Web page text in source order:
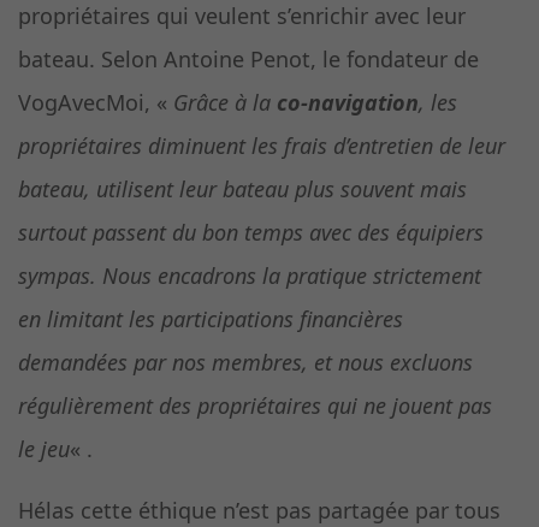
propriétaires qui veulent s’enrichir avec leur
bateau. Selon Antoine Penot, le fondateur de
VogAvecMoi, « Grâce à la co-navigation, les
propriétaires diminuent les frais d’entretien de leur
bateau, utilisent leur bateau plus souvent mais
surtout passent du bon temps avec des équipiers
sympas. Nous encadrons la pratique strictement
en limitant les participations financières
demandées par nos membres, et nous excluons
régulièrement des propriétaires qui ne jouent pas
le jeu« .
Hélas cette éthique n’est pas partagée par tous